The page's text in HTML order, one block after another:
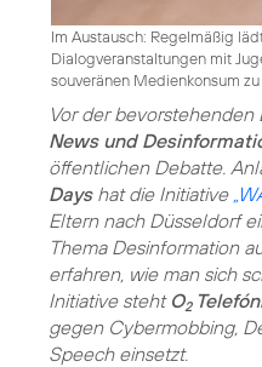
Im Austausch: Regelmäßig
Dialogveranstaltungen mit
souveränen Medienkonsum
Vor der
News und
öffentlichen Debatte.
Dayshat die Initiative
Eltern nach Düsseldorf
Thema Desinformation
erfahren, wie man sich
Initiative steht O2
gegen Cybermobbing,
Speech einsetzt.